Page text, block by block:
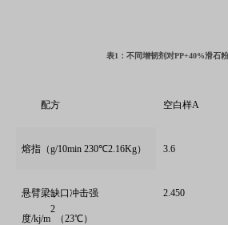
表1：不同增韧剂对PP+40%滑石
配方 空白样A
熔指（g/10min 230℃2.16Kg） 3.6
悬臂梁缺口冲击强
度/kj/m
2
（23℃）
2.450